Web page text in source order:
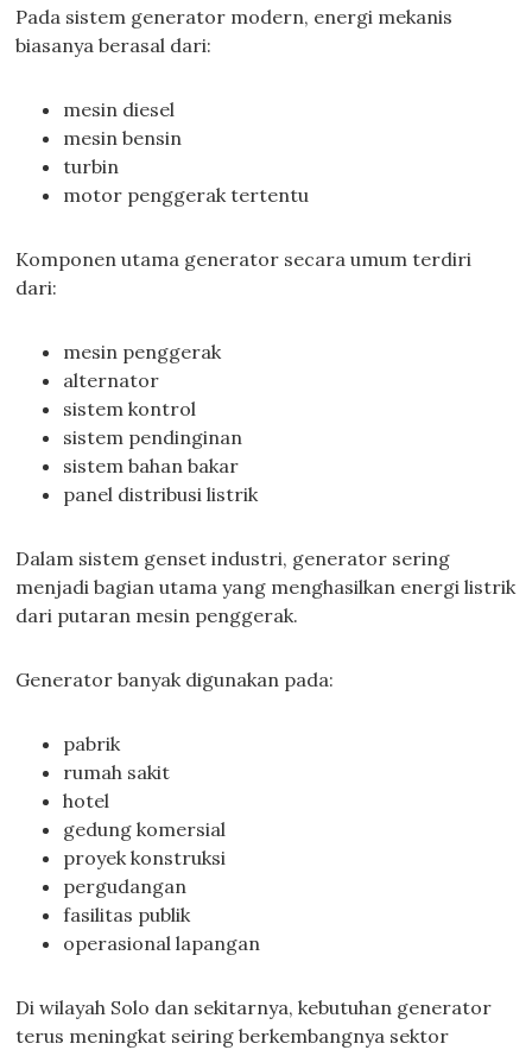
Pada sistem generator modern, energi mekanis
biasanya berasal dari:
mesin diesel
mesin bensin
turbin
motor penggerak tertentu
Komponen utama generator secara umum terdiri
dari:
mesin penggerak
alternator
sistem kontrol
sistem pendinginan
sistem bahan bakar
panel distribusi listrik
Dalam sistem genset industri, generator sering
menjadi bagian utama yang menghasilkan energi listrik
dari putaran mesin penggerak.
Generator banyak digunakan pada:
pabrik
rumah sakit
hotel
gedung komersial
proyek konstruksi
pergudangan
fasilitas publik
operasional lapangan
Di wilayah Solo dan sekitarnya, kebutuhan generator
terus meningkat seiring berkembangnya sektor